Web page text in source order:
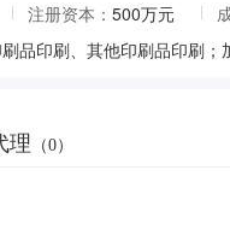
注册资本： 500万元
理 （0）